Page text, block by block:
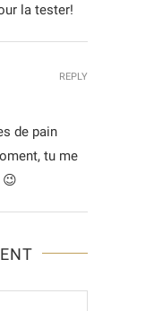
la tester!
de pain
tu me
😉
REPLY